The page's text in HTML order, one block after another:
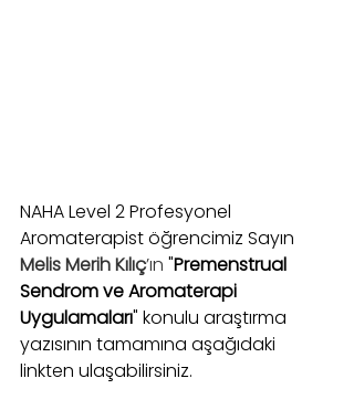
NAHA Level 2 Profesyonel
Aromaterapist öğrencimiz Sayın
Melis Merih Kılıç’ın "Premenstrual
Sendrom ve Aromaterapi
Uygulamaları" konulu araştırma
yazısının tamamına aşağıdaki
linkten ulaşabilirsiniz.